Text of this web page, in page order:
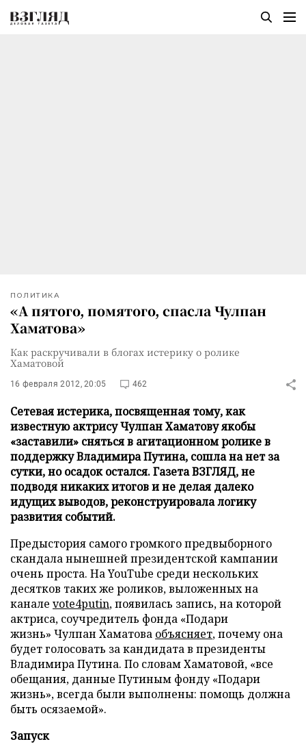
ПОЛИТИКА
«А пятого, помятого, спасла Чулпан
Хаматова»
Как раскручивали в блогах истерику о ролике
Хаматовой
16 февраля 2012, 20:05 462
Сетевая истерика, посвященная тому, как
известную актрису Чулпан Хаматову якобы
«заставили» сняться в агитационном ролике в
поддержку Владимира Путина, сошла на нет за
сутки, но осадок остался. Газета ВЗГЛЯД, не
подводя никаких итогов и не делая далеко
идущих выводов, реконструировала логику
развития событий.
Предыстория самого громкого предвыборного
скандала нынешней президентской кампании
очень проста. На YouTube среди нескольких
десятков таких же роликов, выложенных на
канале vote4putin, появилась запись, на которой
актриса, соучредитель фонда «Подари
жизнь» Чулпан Хаматова объясняет, почему она
будет голосовать за кандидата в президенты
Владимира Путина. По словам Хаматовой, «все
обещания, данные Путиным фонду «Подари
жизнь», всегда были выполнены: помощь должна
быть осязаемой».
Запуск